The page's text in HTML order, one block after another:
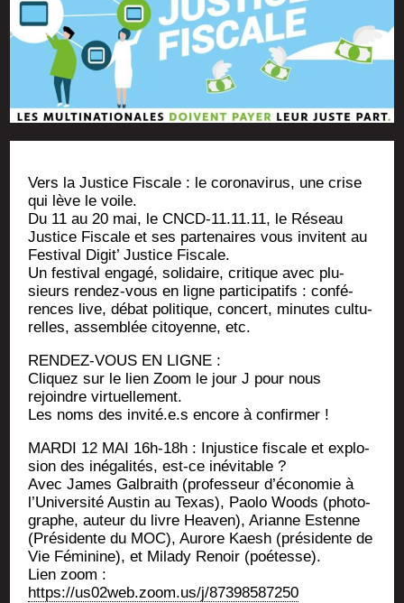
Vers la Jus­tice Fis­cale : le coro­na­vi­rus, une crise
qui lève le voile.
Du 11 au 20 mai, le CNCD-11.11.11, le Réseau
Jus­tice Fis­cale et ses par­te­naires vous invitent au
Fes­ti­val Digit’ Jus­tice Fiscale.
Un fes­ti­val enga­gé, soli­daire, cri­tique avec plu­
sieurs ren­dez-vous en ligne par­ti­ci­pa­tifs : confé­
rences live, débat poli­tique, concert, minutes cultu­
relles, assem­blée citoyenne, etc.
RENDEZ-VOUS EN LIGNE :
Cli­quez sur le lien Zoom le jour J pour nous
rejoindre virtuellement.
Les noms des invité.e.s encore à confirmer !
MARDI 12 MAI 16h-18h : Injus­tice fis­cale et explo­
sion des inéga­li­tés, est-ce inévitable ?
Avec James Gal­braith (pro­fes­seur d’économie à
l’Université Aus­tin au Texas), Pao­lo Woods (pho­to­
graphe, auteur du livre Hea­ven), Arianne Estenne
(Pré­si­dente du MOC), Aurore Kaesh (pré­si­dente de
Vie Fémi­nine), et Mila­dy Renoir (poé­tesse).
Lien zoom :
https://us02web.zoom.us/j/87398587250